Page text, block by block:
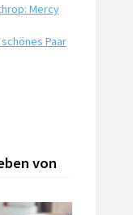
Mercy
Paar
von